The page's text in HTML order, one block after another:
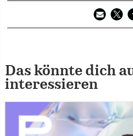
Das könnte dich
interessieren